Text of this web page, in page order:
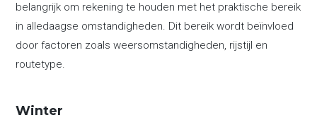
belangrijk om rekening te houden met het praktische bereik
in alledaagse omstandigheden. Dit bereik wordt beïnvloed
door factoren zoals weersomstandigheden, rijstijl en
routetype.
Winter